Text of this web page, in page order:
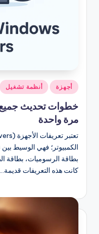
نُشر
في
أجهزة أنظمة تشغيل
خطوات تحديث جميع
مرة واحدة
الكمبيوتر؛ فهي الوسيط
بطاقة الرسوميات، بطاقة
كانت هذه التعريفات قديمة…